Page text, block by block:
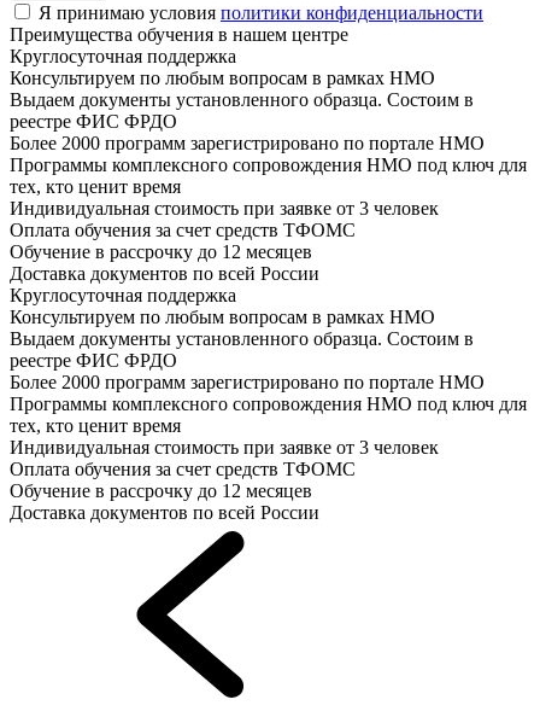
Я принимаю условия политики конфиденциальности
Преимущества обучения в нашем центре
Круглосуточная поддержка
Консультируем по любым вопросам в рамках НМО
Выдаем документы установленного образца. Состоим в
реестре ФИС ФРДО
Более 2000 программ зарегистрировано по портале НМО
Программы комплексного сопровождения НМО под ключ для
тех, кто ценит время
Индивидуальная стоимость при заявке от 3 человек
Оплата обучения за счет средств ТФОМС
Обучение в рассрочку до 12 месяцев
Доставка документов по всей России
Круглосуточная поддержка
Консультируем по любым вопросам в рамках НМО
Выдаем документы установленного образца. Состоим в
реестре ФИС ФРДО
Более 2000 программ зарегистрировано по портале НМО
Программы комплексного сопровождения НМО под ключ для
тех, кто ценит время
Индивидуальная стоимость при заявке от 3 человек
Оплата обучения за счет средств ТФОМС
Обучение в рассрочку до 12 месяцев
Доставка документов по всей России